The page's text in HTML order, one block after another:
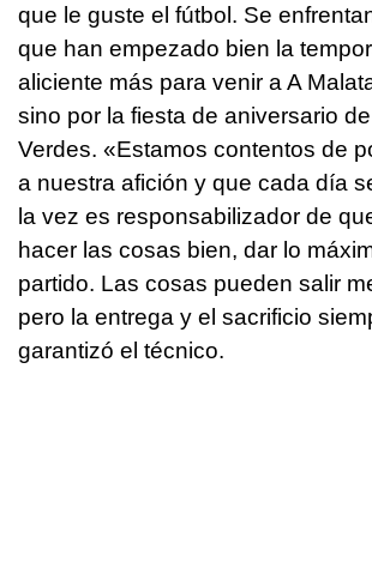
que le guste el fútbol. Se
que han empezado bien la
aliciente más para venir a A
sino por la fiesta de aniversario
Verdes. «Estamos contentos de
a nuestra afición y que cada día
la vez es responsabilizador de
hacer las cosas bien, dar lo
partido. Las cosas pueden salir
pero la entrega y el sacrificio
garantizó el técnico.